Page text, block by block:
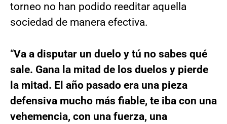
torneo no han podido reeditar aquella
sociedad de manera efectiva.
“Va a disputar un duelo y tú no sabes qué
sale. Gana la mitad de los duelos y pierde
la mitad. El año pasado era una pieza
defensiva mucho más fiable, te iba con una
vehemencia, con una fuerza, una